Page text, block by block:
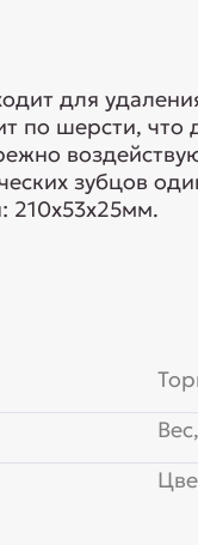
для
по шерсти, что
зубцов
210х53х25мм.